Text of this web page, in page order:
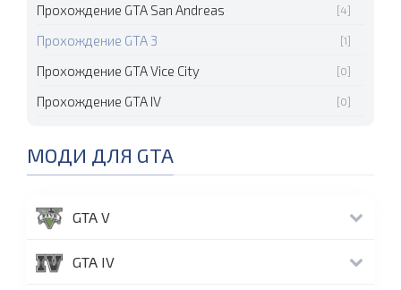
Прохождение GTA San Andreas [4]
Прохождение GTA 3 [1]
Прохождение GTA Vice City [0]
Прохождение GTA IV [0]
МОДИ ДЛЯ GTA
GTA V
GTA IV